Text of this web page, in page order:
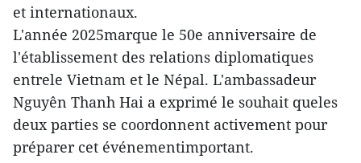
et internationaux.
L'année 2025marque le 50e anniversaire de
l'établissement des relations diplomatiques
entrele Vietnam et le Népal. L'ambassadeur
Nguyên Thanh Hai a exprimé le souhait queles
deux parties se coordonnent activement pour
préparer cet événementimportant.